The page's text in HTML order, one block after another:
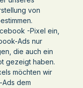
von
-Pixel ein,
Ads nur
die auch ein
gezeigt haben.
möchten wir
dem